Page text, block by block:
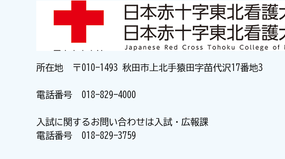
所在地 〒010-1493 秋田市上北手猿田字苗代沢17番地3
電話番号 018-829-4000
入試に関するお問い合わせは入試・広報課
電話番号 018-829-3759